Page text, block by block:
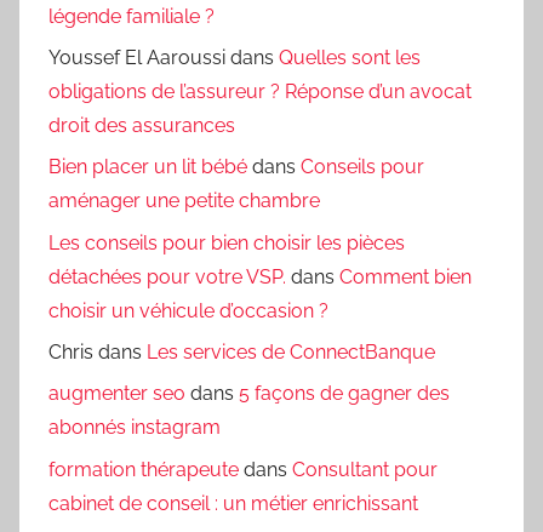
légende familiale ?
Youssef El Aaroussi dans Quelles sont les
obligations de l’assureur ? Réponse d’un avocat
droit des assurances
Bien placer un lit bébé dans Conseils pour
aménager une petite chambre
Les conseils pour bien choisir les pièces
détachées pour votre VSP. dans Comment bien
choisir un véhicule d’occasion ?
Chris dans Les services de ConnectBanque
augmenter seo dans 5 façons de gagner des
abonnés instagram
formation thérapeute dans Consultant pour
cabinet de conseil : un métier enrichissant